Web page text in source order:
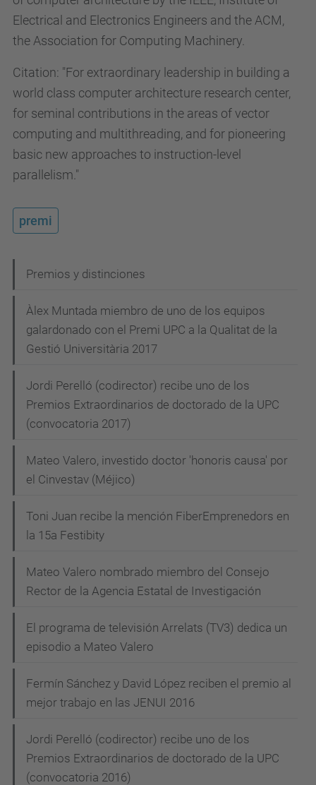
Electrical and Electronics Engineers and the ACM,
the Association for Computing Machinery.
Citation: "For extraordinary leadership in building a
world class computer architecture research center,
for seminal contributions in the areas of vector
computing and multithreading, and for pioneering
basic new approaches to instruction-level
parallelism."
premi
a
g
i
n
Premios y distinciones
Àlex Muntada miembro de uno de los equipos
galardonado con el Premi UPC a la Qualitat de la
Gestió Universitària 2017
Jordi Perelló (codirector) recibe uno de los
Premios Extraordinarios de doctorado de la UPC
(convocatoria 2017)
Mateo Valero, investido doctor 'honoris causa' por
el Cinvestav (Méjico)
Toni Juan recibe la mención FiberEmprenedors en
la 15a Festibity
Mateo Valero nombrado miembro del Consejo
Rector de la Agencia Estatal de Investigación
El programa de televisión Arrelats (TV3) dedica un
episodio a Mateo Valero
Fermín Sánchez y David López reciben el premio al
mejor trabajo en las JENUI 2016
Jordi Perelló (codirector) recibe uno de los
Premios Extraordinarios de doctorado de la UPC
(convocatoria 2016)